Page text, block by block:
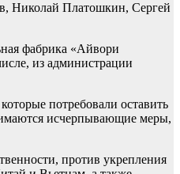
Николай Платошкин, Сергей
фабрика «Айвори
из администрации
потребовали оставить
исчерпывающие меры,
против укрепления